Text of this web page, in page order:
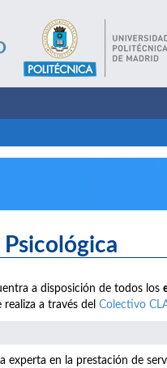
a disposición de todos los
a través del Colectivo
experta en la prestación de